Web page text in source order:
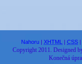
Nahoru |XHTML |CSS
Copyright 2011.Designed
Konečná